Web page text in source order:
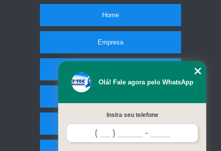
Home
Empresa
Contato
Olá! Fale agora pelo WhatsApp
Insira seu telefone